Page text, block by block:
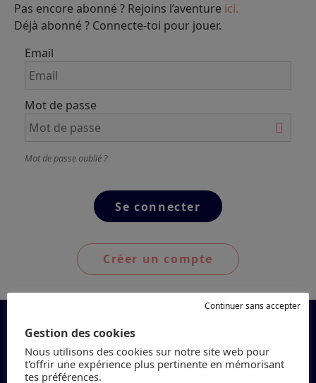
Pas encore abonné ? Rejoins l’aventure ici.
Déjà abonné ? Connecte-toi pour jouer.
Email
Mot de passe
Mot de passe oublié ?
Créer un compte
Gestion des cookies
Nous utilisons des cookies sur notre site web pour
t'offrir une expérience plus pertinente en mémorisant
tes préférences.
Continuer sans accepter